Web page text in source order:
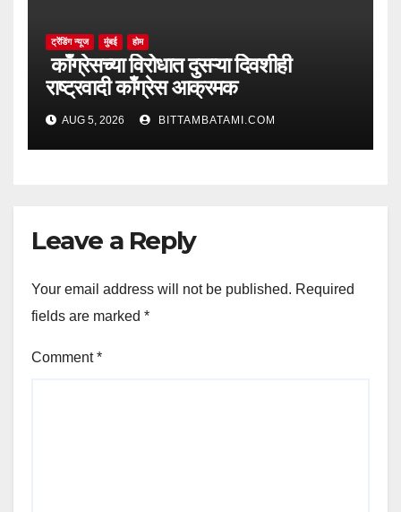
ट्रेंडिंग न्यूज मुंबई होम
काँग्रेसच्या विरोधात दुसऱ्या दिवशीही
राष्ट्रवादी काँग्रेस आक्रमक
AUG 5, 2026 BITTAMBATAMI.COM
Leave a Reply
Your email address will not be published. Required
fields are marked *
Comment*